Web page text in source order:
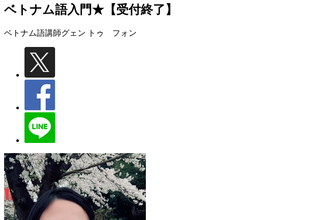
ベトナム語入門★【受付終了】
ベトナム語講師グェン トゥ フォン